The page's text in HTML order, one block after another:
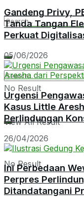
Informasi
No Result
No Result
View All Result
Gandeng Privy,
Tanda Tangan
Perkuat
05/06/2026
Urgensi
Kasus Little
Perlindungan
26/04/2026
Ini Perbedaan
Perpres
Ditandatangani